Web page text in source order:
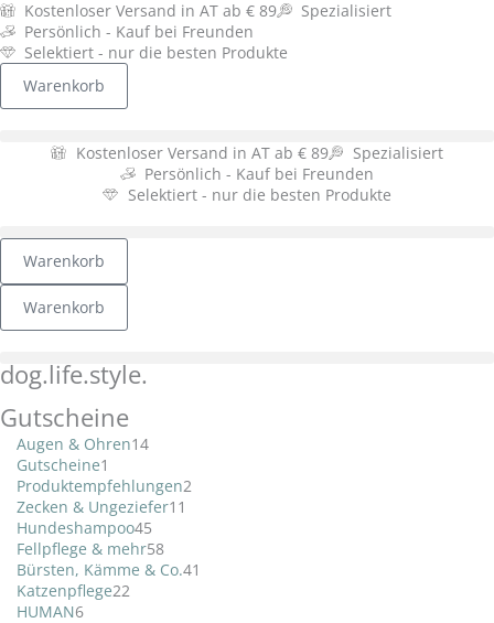
Zum
Inhalt
springen
Kostenloser Versand in AT ab € 89
Spezialisiert
Persönlich - Kauf bei Freunden
Selektiert - nur die besten Produkte
Warenkorb
Kostenloser Versand in AT ab € 89
Spezialisiert
Persönlich - Kauf bei Freunden
Selektiert - nur die besten Produkte
Warenkorb
Warenkorb
dog.life.style.
Gutscheine
Augen & Ohren14
Gutscheine1
1
Produkt
Produktempfehlungen2
Zecken & Ungeziefer11
Hundeshampoo45
Fellpflege & mehr58
Bürsten, Kämme & Co.41
Katzenpflege22
22
HUMAN6
6
Produkte